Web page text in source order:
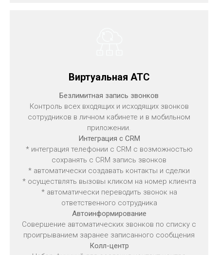
Виртуальная АТС
Безлимитная запись звонков
Контроль всех входящих и исходящих звонков
сотрудников в личном кабинете и в мобильном
приложении.
Интеграция с CRM
* интеграция телефонии с CRM c возможностью
сохранять с CRM запись звонков
* автоматически создавать контакты и сделки
* осуществлять вызовы кликом на номер клиента
* автоматически переводить звонок на
ответственного сотрудника
Автоинформирование
Совершение автоматических звонков по списку с
проигрыванием заранее записанного сообщения
Колл-центр